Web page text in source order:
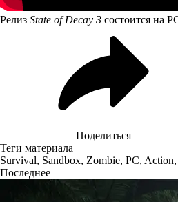
Релиз State of Decay 3 состоится на
Поделиться
Теги материала
Survival, Sandbox, Zombie, PC, Action,
Последнее